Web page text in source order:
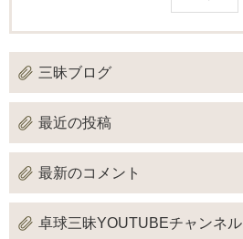
三昧ブログ
最近の投稿
最新のコメント
卓球三昧YOUTUBEチャンネル